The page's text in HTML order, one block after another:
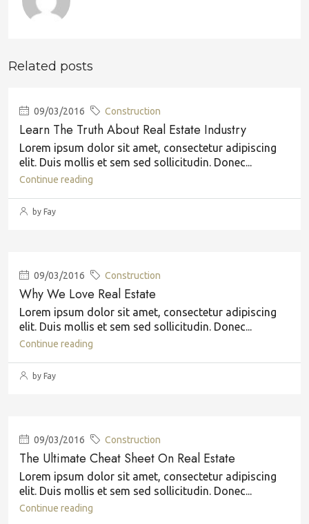
Related posts
09/03/2016 Construction
Learn The Truth About Real Estate Industry
Lorem ipsum dolor sit amet, consectetur adipiscing
elit. Duis mollis et sem sed sollicitudin. Donec...
Continue reading
by Fay
09/03/2016 Construction
Why We Love Real Estate
Lorem ipsum dolor sit amet, consectetur adipiscing
elit. Duis mollis et sem sed sollicitudin. Donec...
Continue reading
by Fay
09/03/2016 Construction
The Ultimate Cheat Sheet On Real Estate
Lorem ipsum dolor sit amet, consectetur adipiscing
elit. Duis mollis et sem sed sollicitudin. Donec...
Continue reading